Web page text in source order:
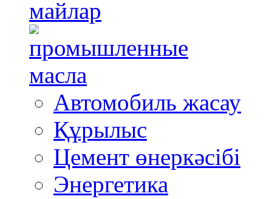
майлар
Автомобиль жасау
Құрылыс
Цемент өнеркәсібі
Энергетика